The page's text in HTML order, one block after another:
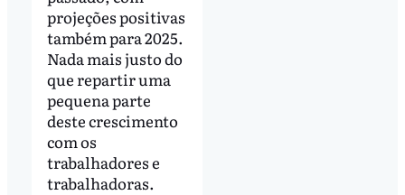
projeções positivas
também para 2025.
Nada mais justo do
que repartir uma
pequena parte
deste crescimento
com os
trabalhadores e
trabalhadoras.